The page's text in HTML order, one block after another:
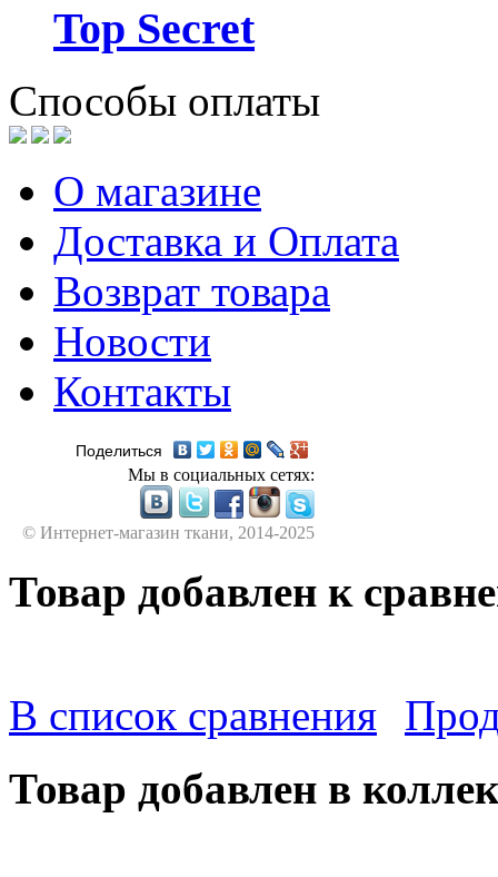
Top Secret
Способы оплаты
О магазине
Доставка и Оплата
Возврат товара
Новости
Контакты
Поделиться
Мы в социальных сетях:
© Интернет-магазин ткани, 2014-2025
Товар добавлен к
В список сравнения
Товар добавлен в